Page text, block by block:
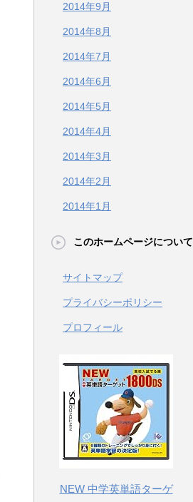
2014年9月
2014年8月
2014年7月
2014年6月
2014年5月
2014年4月
2014年3月
2014年2月
2014年1月
このホームページについて
サイトマップ
プライバシーポリシー
プロフィール
NEW 中学英単語ターゲ